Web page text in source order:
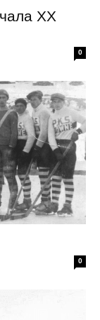
XX
0
0